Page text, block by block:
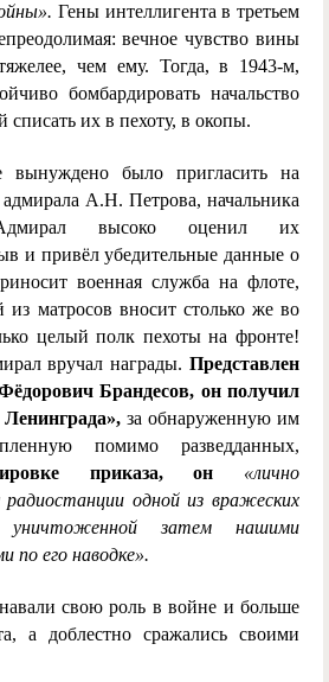
Гены интеллигента в третьем
вечное чувство вины
чем ему. Тогда, в 1943-м,
бомбардировать начальство
списать их в пехоту, в окопы.
вынуждено было пригласить на
адмирала А.Н. Петрова, начальника
высоко оценил их
и привёл убедительные данные о
военная служба на флоте,
матросов вносит столько же во
целый полк пехоты на фронте!
вручал награды. Представлен
Брандесов, он получил
за обнаруженную им
помимо разведданных,
приказа, он «лично
радиостанции одной из вражеских
уничтоженной затем нашими
по его наводке».
свою роль в войне и больше
а доблестно сражались своими